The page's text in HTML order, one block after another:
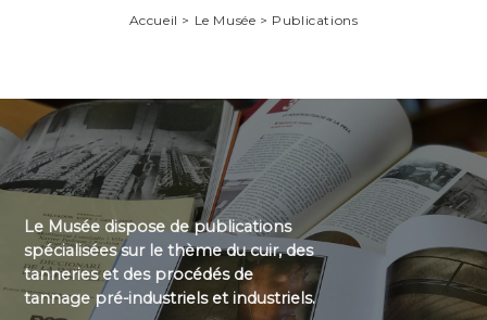
Accueil > Le Musée > Publications
Le Musée dispose de publications
spécialisées sur le thème du cuir, des
tanneries et des procédés de
tannage pré-industriels et industriels.